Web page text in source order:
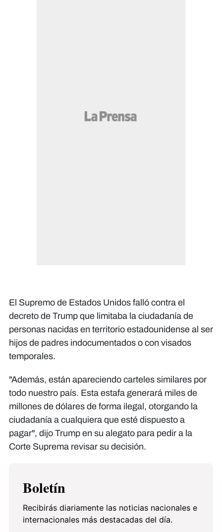
El Supremo de Estados Unidos falló contra el
decreto de Trump que limitaba la ciudadanía de
personas nacidas en territorio estadounidense al ser
hijos de padres indocumentados o con visados
temporales.
"Además, están apareciendo carteles similares por
todo nuestro país. Esta estafa generará miles de
millones de dólares de forma ilegal, otorgando la
ciudadanía a cualquiera que esté dispuesto a
pagar", dijo Trump en su alegato para pedir a la
Corte Suprema revisar su decisión.
Boletín
Recibirás diariamente las noticias nacionales e
internacionales más destacadas del día.